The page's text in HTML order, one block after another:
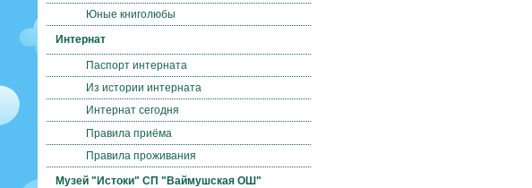
Юные книголюбы
Интернат
Паспорт интерната
Из истории интерната
Интернат сегодня
Правила приёма
Правила проживания
Музей "Истоки" СП "Ваймушская ОШ"